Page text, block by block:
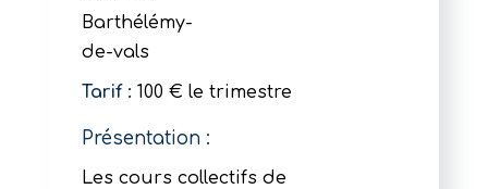
Barthélémy-
de-vals
Tarif : 100 € le trimestre
Présentation :
Les cours collectifs de